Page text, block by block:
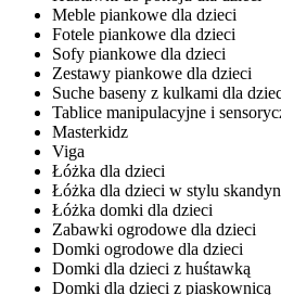
Meble piankowe dla dzieci
Fotele piankowe dla dzieci
Sofy piankowe dla dzieci
Zestawy piankowe dla dzieci
Suche baseny z kulkami dla
Tablice manipulacyjne i
Masterkidz
Viga
Łóżka dla dzieci
Łóżka dla dzieci w stylu
Łóżka domki dla dzieci
Zabawki ogrodowe dla dzieci
Domki ogrodowe dla dzieci
Domki dla dzieci z huśtawką
Domki dla dzieci z piaskownicą